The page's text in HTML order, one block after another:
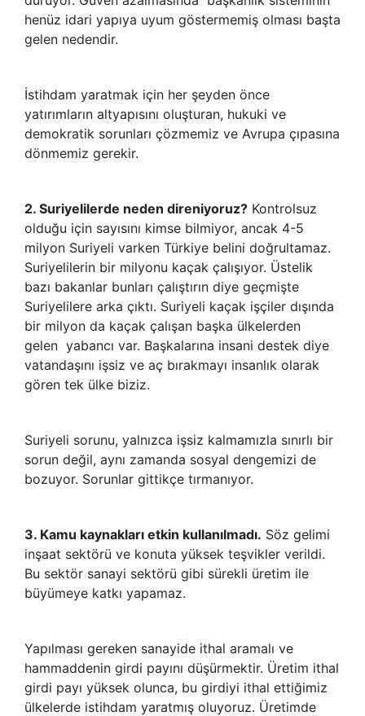
henüz idari yapıya uyum göstermemiş olması başta
gelen nedendir.
İstihdam yaratmak için her şeyden önce
yatırımların altyapısını oluşturan, hukuki ve
demokratik sorunları çözmemiz ve Avrupa çıpasına
dönmemiz gerekir.
2. Suriyelilerde neden direniyoruz? Kontrolsuz
olduğu için sayısını kimse bilmiyor, ancak 4-5
milyon Suriyeli varken Türkiye belini doğrultamaz.
Suriyelilerin bir milyonu kaçak çalışıyor. Üstelik
bazı bakanlar bunları çalıştırın diye geçmişte
Suriyelilere arka çıktı. Suriyeli kaçak işçiler dışında
bir milyon da kaçak çalışan başka ülkelerden
gelen yabancı var. Başkalarına insani destek diye
vatandaşını işsiz ve aç bırakmayı insanlık olarak
gören tek ülke biziz.
Suriyeli sorunu, yalnızca işsiz kalmamızla sınırlı bir
sorun değil, aynı zamanda sosyal dengemizi de
bozuyor. Sorunlar gittikçe tırmanıyor.
3. Kamu kaynakları etkin kullanılmadı. Söz gelimi
inşaat sektörü ve konuta yüksek teşvikler verildi.
Bu sektör sanayi sektörü gibi sürekli üretim ile
büyümeye katkı yapamaz.
Yapılması gereken sanayide ithal aramalı ve
hammaddenin girdi payını düşürmektir. Üretim ithal
girdi payı yüksek olunca, bu girdiyi ithal ettiğimiz
ülkelerde istihdam yaratmış oluyoruz. Üretimde